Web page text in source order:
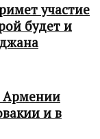
участие
будет и
Армении
и в